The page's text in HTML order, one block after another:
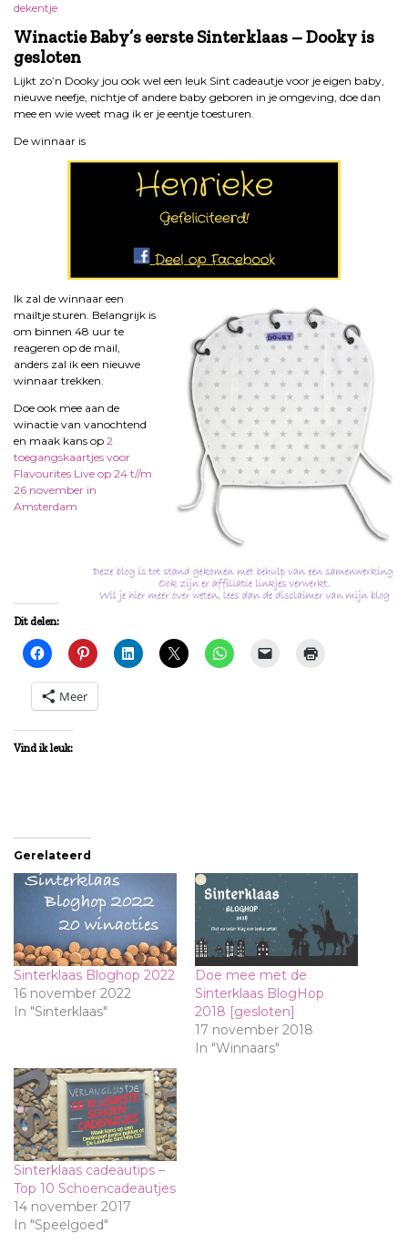
dekentje
Winactie Baby’s eerste Sinterklaas – Dooky is
gesloten
Lijkt zo’n Dooky jou ook wel een leuk Sint cadeautje voor je eigen baby,
nieuwe neefje, nichtje of andere baby geboren in je omgeving, doe dan
mee en wie weet mag ik er je eentje toesturen.
De winnaar is
Ik zal de winnaar een
mailtje sturen. Belangrijk is
om binnen 48 uur te
reageren op de mail,
anders zal ik een nieuwe
winnaar trekken.
Doe ook mee aan de
winactie van vanochtend
en maak kans op 2
toegangskaartjes voor
Flavourites Live op 24 t//m
26 november in
Amsterdam
Dit delen:
Meer
Vind ik leuk:
Gerelateerd
Sinterklaas Bloghop 2022
16 november 2022
In "Sinterklaas"
Doe mee met de
Sinterklaas BlogHop
2018 [gesloten]
17 november 2018
In "Winnaars"
Sinterklaas cadeautips –
Top 10 Schoencadeautjes
14 november 2017
In "Speelgoed"